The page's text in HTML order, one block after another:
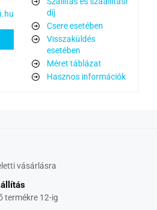
díj
Csere esetében
Visszaküldés
esetében
Méret táblázat
Hasznos információk
vásárlásra
termékre 12-ig